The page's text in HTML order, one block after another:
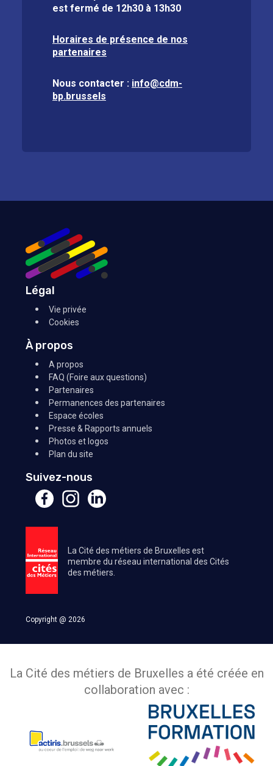
est fermé de 12h30 à 13h30
Horaires de présence de nos
partenaires
Nous contacter : info@cdm-
bp.brussels
Légal
Vie privée
Cookies
À propos
A propos
FAQ (Foire aux questions)
Partenaires
Permanences des partenaires
Espace écoles
Presse & Rapports annuels
Photos et logos
Plan du site
Suivez-nous
La Cité des métiers de Bruxelles est
membre du réseau international des Cités
des métiers.
Copyright @ 2026
La Cité des métiers de Bruxelles a été créée en
collaboration avec :